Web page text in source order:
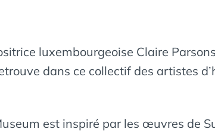
luxembourgeoise Claire
dans ce collectif des artistes
est inspiré par les œuvres de